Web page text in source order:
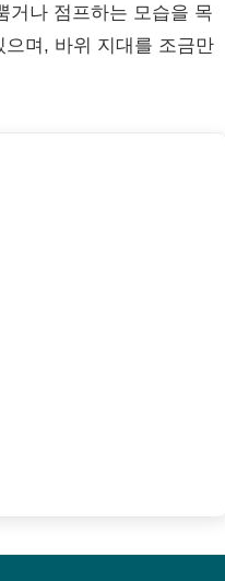
거나 점프하는 모습을 목
으며, 바위 지대를 조금만